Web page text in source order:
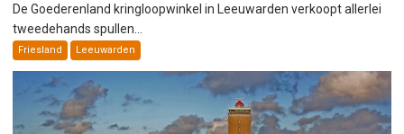
De Goederenland kringloopwinkel in Leeuwarden verkoopt allerlei
tweedehands spullen...
Friesland Leeuwarden